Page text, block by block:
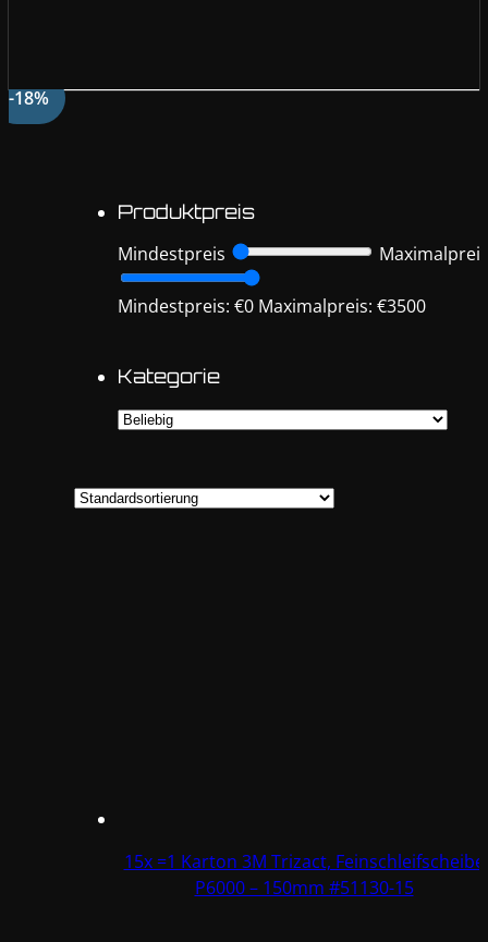
Produktpreis
Mindestpreis
Maximalpreis
Mindestpreis: €0 Maximalpreis: €3500
Kategorie
15x =1 Karton 3M Trizact, Feinschleifscheibe
P6000 – 150mm #51130-15
-18%